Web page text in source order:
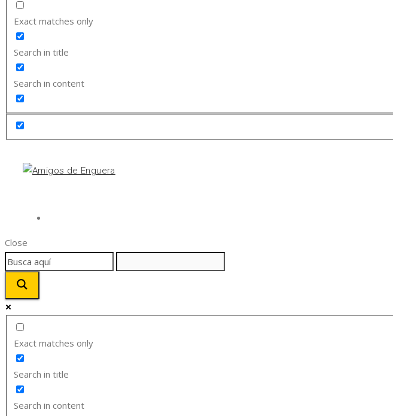
Exact matches only
Search in title
Search in content
Close
Exact matches only
Search in title
Search in content